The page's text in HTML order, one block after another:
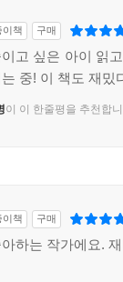
이책 구매
이고 싶은 아이 읽
중! 이 책도 재밌
이 이 한줄평을 추천합
이책 구매
아하는 작가에요.